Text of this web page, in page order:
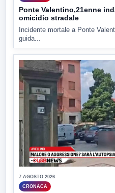
Ponte Valentino,21enne
omicidio stradale
Incidente mortale a Ponte
guida...
7 AGOSTO 2026
CRONACA